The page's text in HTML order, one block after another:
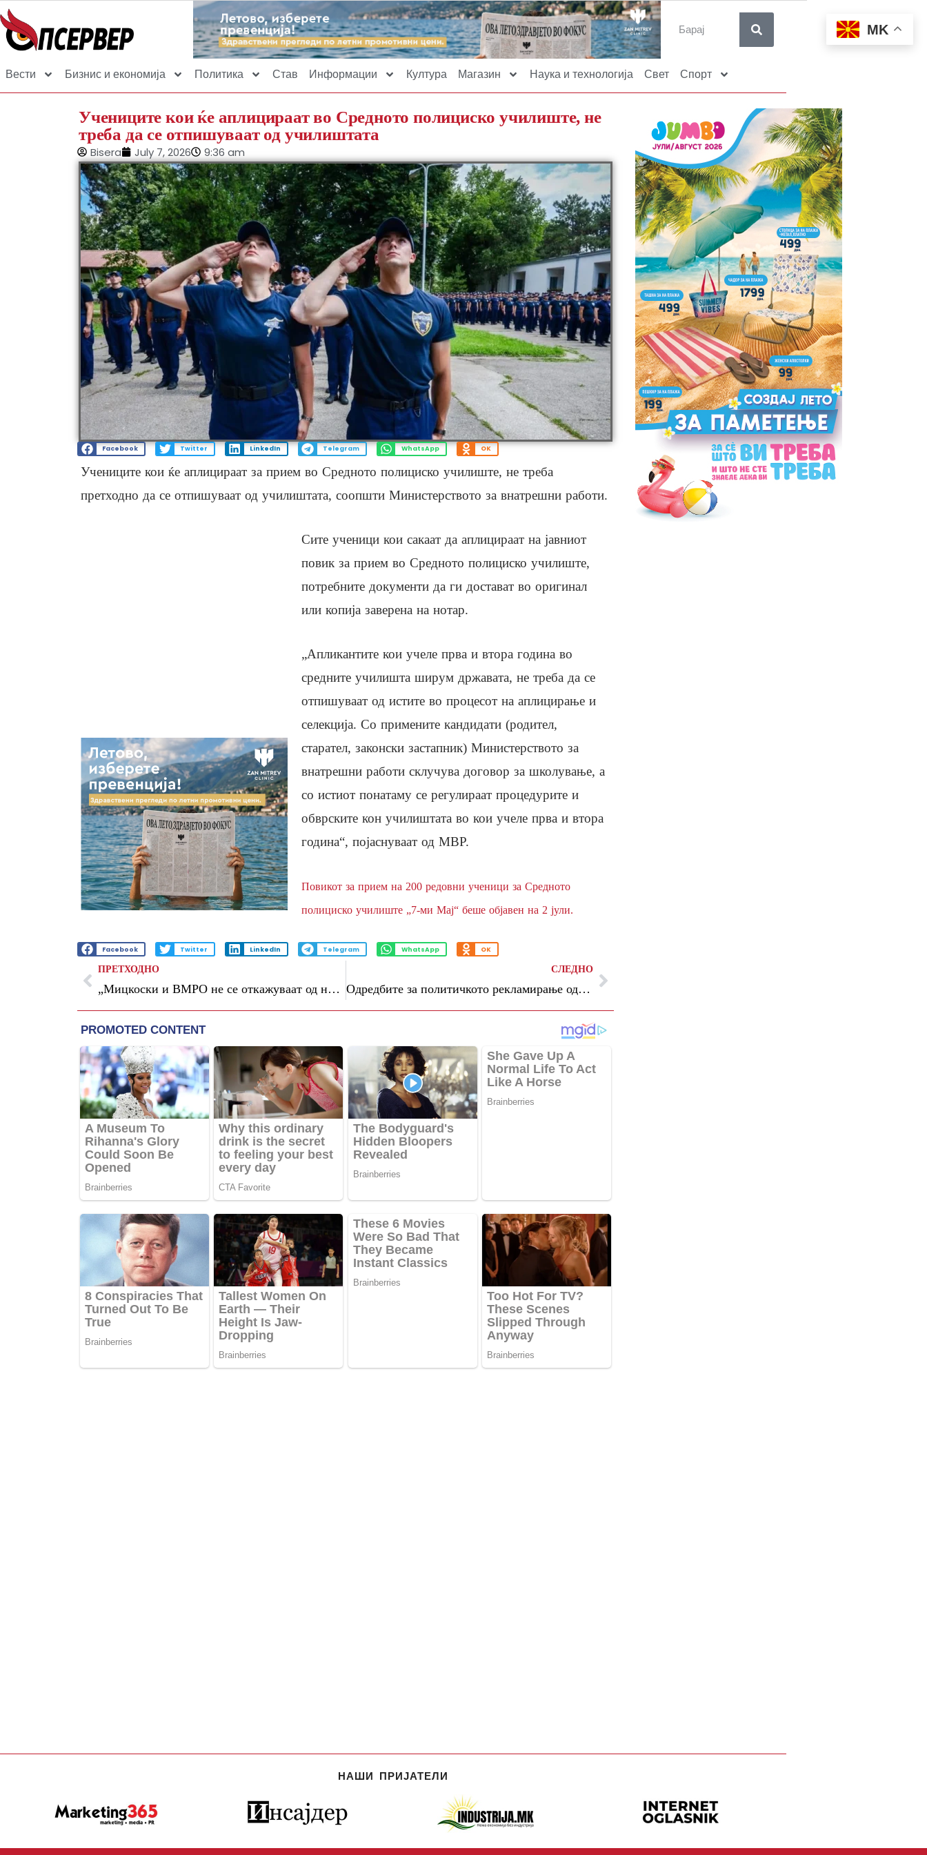
Вести Бизнис и економија Политика Став Информации Култура Магазин Наука и технологија Свет Спорт
Учениците кои ќе аплицираат во Средното полициско училиште, не
треба да се отпишуваат од училиштата
Bisera July 7, 2026 9:36 am
Facebook Twitter LinkedIn Telegram WhatsApp OK
Учениците кои ќе аплицираат за прием во Средното полициско училиште, не треба
претходно да се отпишуваат од училиштата, соопшти Министерството за внатрешни работи.
Сите ученици кои сакаат да аплицираат на јавниот
повик за прием во Средното полициско училиште,
потребните документи да ги достават во оригинал
или копија заверена на нотар.
„Апликантите кои учеле прва и втора година во
средните училишта ширум државата, не треба да се
отпишуваат од истите во процесот на аплицирање и
селекција. Со примените кандидати (родител,
старател, законски застапник) Министерството за
внатрешни работи склучува договор за школување, а
со истиот понатаму се регулираат процедурите и
обврските кон училиштата во кои учеле прва и втора
година“, појаснуваат од МВР.
Повикот за прием на 200 редовни ученици за Средното
полициско училиште „7-ми Мај“ беше објавен на 2 јули.
Facebook Twitter LinkedIn Telegram WhatsApp OK
ПРЕТХОДНО
„Мицкоски и ВМРО не се откажуваат од намерата за манипулација со 200 илјади гласови од дијаспората“, велат од СДСМ
СЛЕДНО
Одредбите за политичкото рекламирање од Изборниот законик на дневен ред во Уставниот суд
НАШИ ПРИЈАТЕЛИ
MK